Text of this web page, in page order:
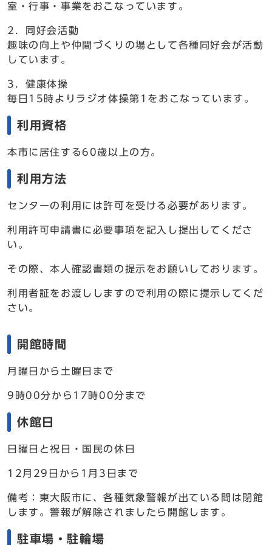
室・行事・事業をおこなっています。
2．同好会活動
趣味の向上や仲間づくりの場として各種同好会が活動
しています。
3．健康体操
毎日15時よりラジオ体操第1をおこなっています。
利用資格
本市に居住する60歳以上の方。
利用方法
センターの利用には許可を受ける必要があります。
利用許可申請書に必要事項を記入し提出してくださ
い。
その際、本人確認書類の提示をお願いしております。
利用者証をお渡ししますので利用の際に提示してくだ
さい。
開館時間
月曜日から土曜日まで
9時00分から17時00分まで
休館日
日曜日と祝日・国民の休日
12月29日から1月3日まで
備考：東大阪市に、各種気象警報が出ている間は閉館
します。警報が解除されましたら開館します。
駐車場・駐輪場